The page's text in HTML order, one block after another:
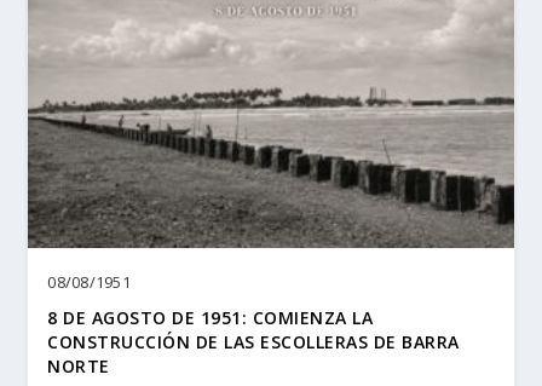
08/08/1951
8 DE AGOSTO DE 1951: COMIENZA LA
CONSTRUCCIÓN DE LAS ESCOLLERAS DE BARRA
NORTE